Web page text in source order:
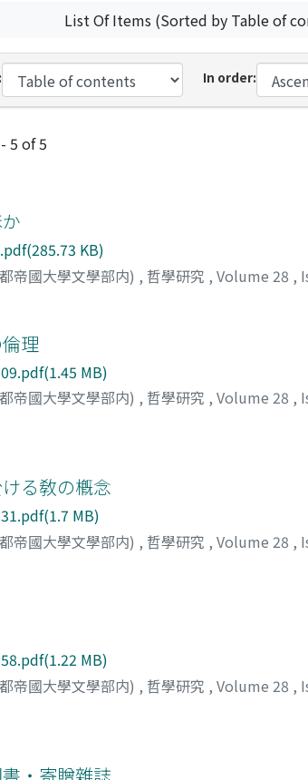
List Of Items (Sorted by Table of
In order:
5 of 5
KB)
帝國大學文學部内) , 哲學研究 , Volume 28 ,
理
MB)
帝國大學文學部内) , 哲學研究 , Volume 28 ,
る敎の槪念
MB)
帝國大學文學部内) , 哲學研究 , Volume 28 ,
MB)
帝國大學文學部内) , 哲學研究 , Volume 28 ,
・寄贈雜誌